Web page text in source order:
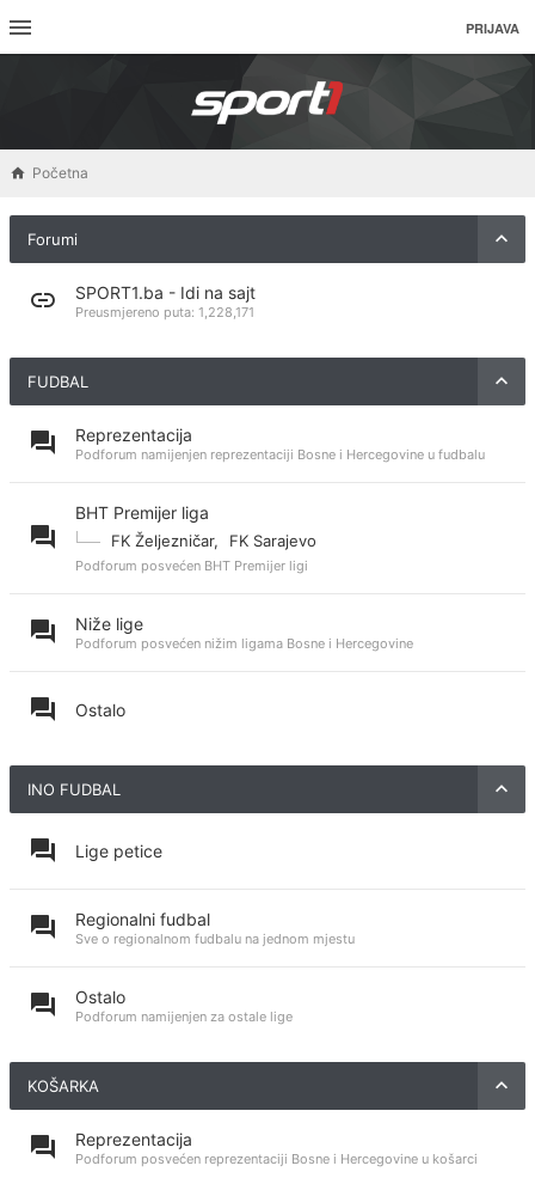
PRIJAVA
Početna
Forumi
SPORT1.ba - Idi na sajt
Preusmjereno puta: 1,228,171
FUDBAL
Reprezentacija
Podforum namijenjen reprezentaciji Bosne i Hercegovine u fudbalu
BHT Premijer liga
FK Željezničar, FK Sarajevo
Podforum posvećen BHT Premijer ligi
Niže lige
Podforum posvećen nižim ligama Bosne i Hercegovine
Ostalo
INO FUDBAL
Lige petice
Regionalni fudbal
Sve o regionalnom fudbalu na jednom mjestu
Ostalo
Podforum namijenjen za ostale lige
KOŠARKA
Reprezentacija
Podforum posvećen reprezentaciji Bosne i Hercegovine u košarci